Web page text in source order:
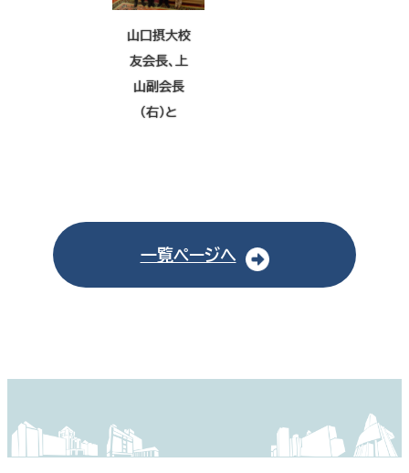
山口摂大校
友会長、上
山副会長
（右）と
一覧ページへ